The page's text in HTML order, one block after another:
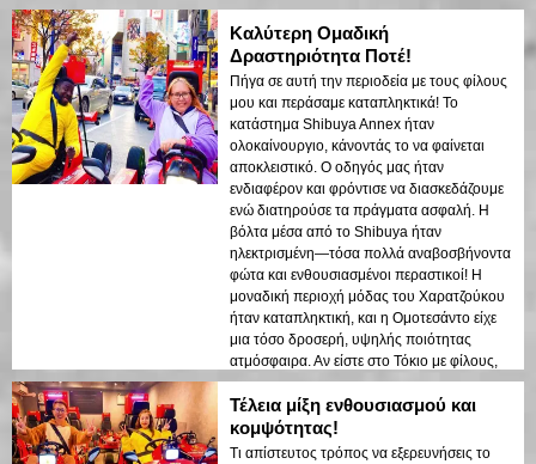
Καλύτερη Ομαδική
Δραστηριότητα Ποτέ!
Πήγα σε αυτή την περιοδεία με τους φίλους
μου και περάσαμε καταπληκτικά! Το
κατάστημα Shibuya Annex ήταν
ολοκαίνουργιο, κάνοντάς το να φαίνεται
αποκλειστικό. Ο οδηγός μας ήταν
ενδιαφέρον και φρόντισε να διασκεδάζουμε
ενώ διατηρούσε τα πράγματα ασφαλή. Η
βόλτα μέσα από το Shibuya ήταν
ηλεκτρισμένη—τόσα πολλά αναβοσβήνοντα
φώτα και ενθουσιασμένοι περαστικοί! Η
μοναδική περιοχή μόδας του Χαρατζούκου
ήταν καταπληκτική, και η Ομοτεσάντο είχε
μια τόσο δροσερή, υψηλής ποιότητας
ατμόσφαιρα. Αν είστε στο Τόκιο με φίλους,
κλείστε αυτή την περιοδεία το συντομότερο
δυνατό!
Τέλεια μίξη ενθουσιασμού και
κομψότητας!
Τι απίστευτος τρόπος να εξερευνήσεις το